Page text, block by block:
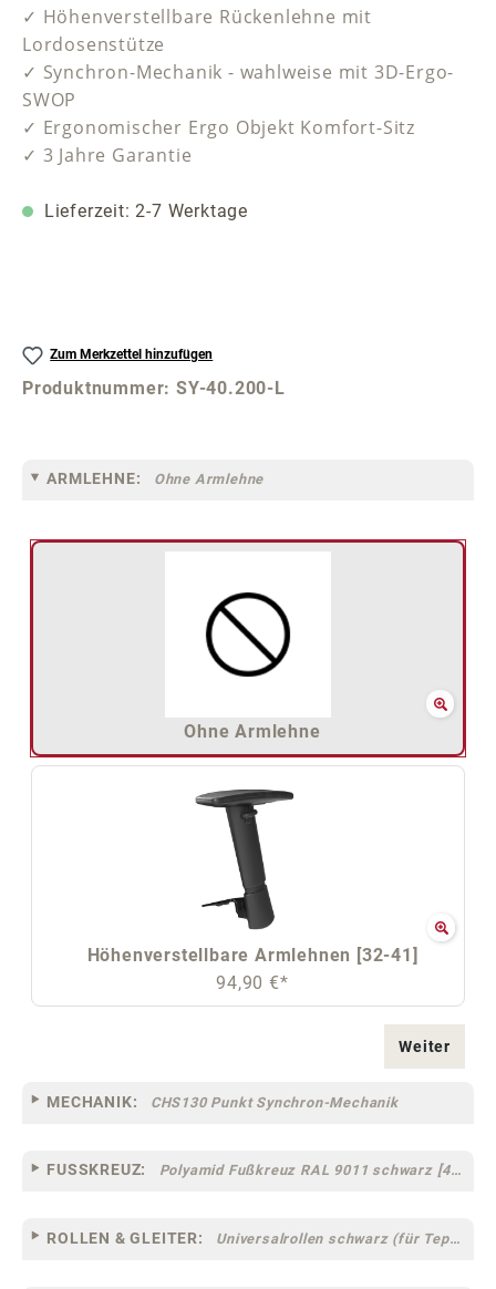
✓ Höhenverstellbare Rückenlehne mit
Lordosenstütze
✓ Synchron-Mechanik - wahlweise mit 3D-Ergo-
SWOP
✓ Ergonomischer Ergo Objekt Komfort-Sitz
✓ 3 Jahre Garantie
Lieferzeit: 2-7 Werktage
Zum Merkzettel hinzufügen
Produktnummer:SY-40.200-L
ARMLEHNE: Ohne Armlehne
Ohne Armlehne
Höhenverstellbare Armlehnen [32-41]
94,90 €*
Weiter
MECHANIK: CHS130 Punkt Synchron-Mechanik
FUSSKREUZ: Polyamid Fußkreuz RAL 9011 schwarz [46]
ROLLEN & GLEITER: Universalrollen schwarz (für Teppich- und Hartböden geeignet) [13-41]